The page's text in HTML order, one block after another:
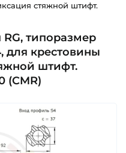
стяжной штифт.
типоразмер
для крестовины
штифт.
(CMR)